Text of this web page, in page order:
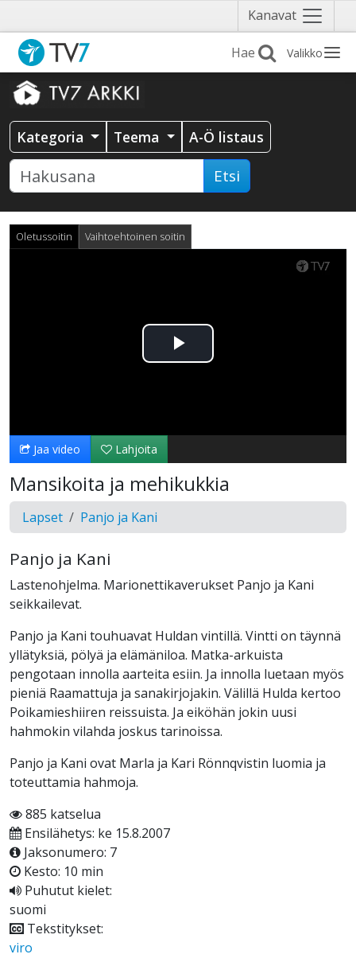
Kanavat Näytä
valikko
Valikko
Kategoria Teema A-Ö listaus
Etsi
Oletussoitin Vaihtoehtoinen soitin
Toista
Jaa video Lahjoita
Mansikoita ja mehikukkia
Lapset Panjo ja Kani
Panjo ja Kani
Lastenohjelma. Marionettikaverukset Panjo ja Kani
seikkailevat.
Panjo ja Kani touhuavat Huldan vintillä. Vintti on täynnä
yllätyksiä, pölyä ja elämäniloa. Matka-arkuista
pengotaan innolla aarteita esiin. Ja innolla luetaan myös
pieniä Raamattuja ja sanakirjojakin. Välillä Hulda kertoo
Poikamieshiiren reissuista. Ja eiköhän jokin uusi
hahmokin vilahda joskus tarinoissa.
Panjo ja Kani ovat Marla ja Kari Rönnqvistin luomia ja
toteuttamia hahmoja.
885 katselua
Ensilähetys: ke 15.8.2007
Jaksonumero: 7
Kesto: 10 min
Puhutut kielet:
suomi
Tekstitykset:
viro